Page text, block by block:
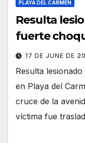
PLAYA DEL CARMEN
Resulta
fuerte
17 DE JUNE DE
Resulta
en Playa del
cruce de la
víctima fue